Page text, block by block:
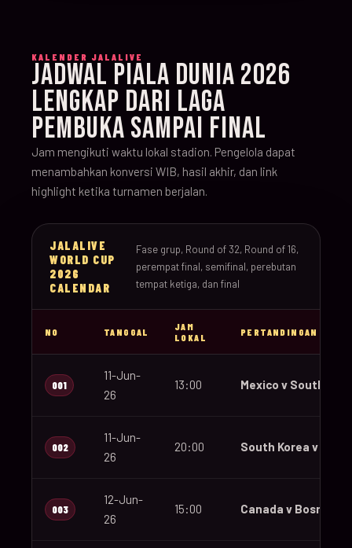
KALENDER JALALIVE
JADWAL PIALA DUNIA 2026
LENGKAP DARI LAGA
PEMBUKA SAMPAI FINAL
Jam mengikuti waktu lokal stadion. Pengelola dapat
menambahkan konversi WIB, hasil akhir, dan link
highlight ketika turnamen berjalan.
JALALIVE
WORLD CUP
2026
CALENDAR
Fase grup, Round of 32, Round of 16,
perempat final, semifinal, perebutan
tempat ketiga, dan final
NO TANGGAL
JAM
LOKAL
PERTANDINGAN
001
11-Jun-
26
13:00 Mexico v South
002
11-Jun-
26
20:00 South Korea v
003
12-Jun-
26
15:00 Canada v Bosnia